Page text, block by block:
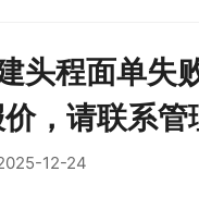
头程面单失
，请联系管
12-24